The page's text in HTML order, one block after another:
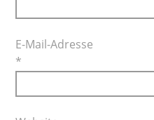
E-Mail-Adresse
*